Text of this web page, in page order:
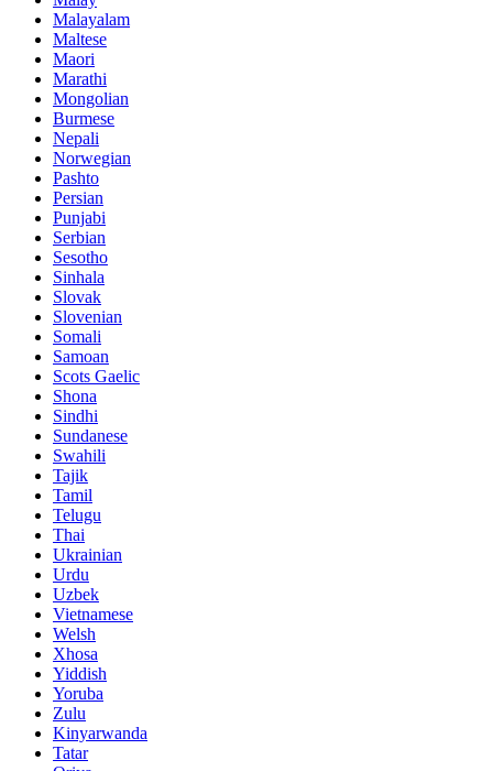
Malayalam
Maltese
Maori
Marathi
Mongolian
Burmese
Nepali
Norwegian
Pashto
Persian
Punjabi
Serbian
Sesotho
Sinhala
Slovak
Slovenian
Somali
Samoan
Scots Gaelic
Shona
Sindhi
Sundanese
Swahili
Tajik
Tamil
Telugu
Thai
Ukrainian
Urdu
Uzbek
Vietnamese
Welsh
Xhosa
Yiddish
Yoruba
Zulu
Kinyarwanda
Tatar